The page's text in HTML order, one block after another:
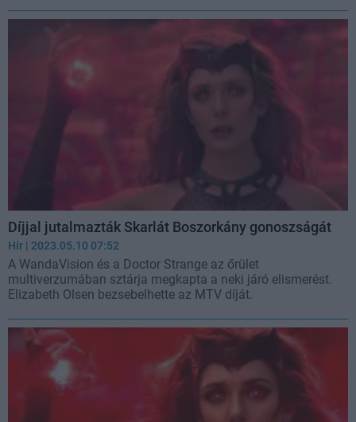
Díjjal jutalmazták Skarlát Boszorkány gonoszságát
Hír | 2023.05.10 07:52
A WandaVision és a Doctor Strange az őrület
multiverzumában sztárja megkapta a neki járó elismerést.
Elizabeth Olsen bezsebelhette az MTV díját.